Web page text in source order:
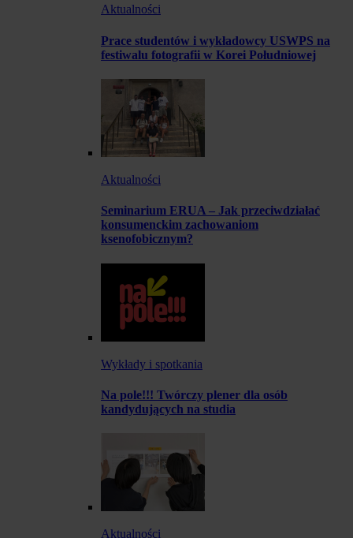
Aktualności
Prace studentów i wykładowcy USWPS na
festiwalu fotografii w Korei Południowej
Aktualności
Seminarium ERUA – Jak przeciwdziałać
konsumenckim zachowaniom
ksenofobicznym?
Wykłady i spotkania
Na pole!!! Twórczy plener dla osób
kandydujących na studia
Aktualności